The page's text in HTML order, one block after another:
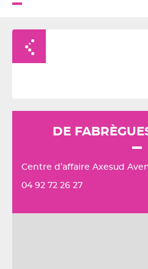
DE
Centre d’affaire Axesud
04 92 72 26 27